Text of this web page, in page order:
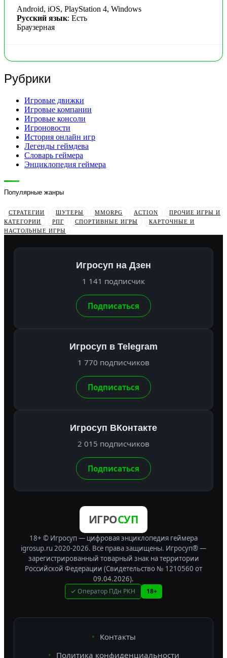
Android, iOS, PlayStation 4, Windows
Русский язык: Есть
Браузерная
Рубрики
Игровые движки
Игровые компании
Игровые консоли
Игроновости
История онлайн игр
Легенды геймдева
Словарь геймера
Энциклопедия геймера
Популярные жанры
СТРАТЕГИИ ШУТЕРЫ MMORPG ACTION
ПРОЧИЕ ИГРЫ И
КАТЕГОРИИ
РПГ СПОРТИВНЫЕ ИГРЫ
КАРТОЧНЫЕ И
НАСТОЛЬНЫЕ ИГРЫ
Игросуп на Дзен
1 141 подписчик
Подписаться
Игросуп в Telegram
1 770 подписчиков
Подписаться
Игросуп ВКонтакте
2 015 подписчиков
Подписаться
ИГРОСУП
18+ © Игросуп — цифровая энциклопедия геймера
igrosup.ru 2020-2026. Все права защищены. Игросуп® —
зарегистрированный товарный знак на территории
Российской Федерации (Свидетельство № 1210560 от
09.04.2026).
✓ Оператор ПДн РКН 18+
Контакты
Политика конфиденциальности